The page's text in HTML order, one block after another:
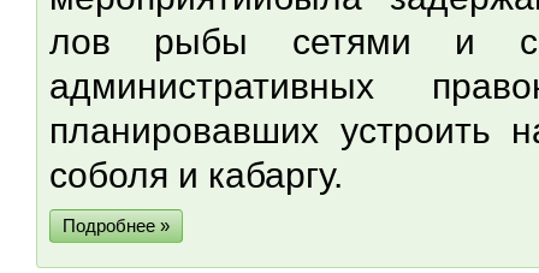
лов рыбы сетями и
административных
планировавших устроить
соболя и кабаргу.
Подробнее »